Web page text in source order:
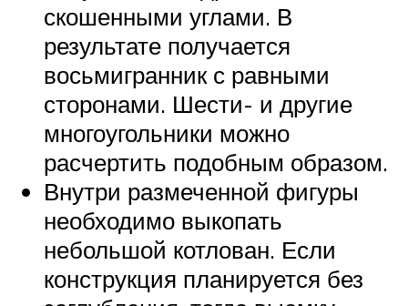
скошенными углами. В
результате получается
восьмигранник с равными
сторонами. Шести- и другие
многоугольники можно
расчертить подобным образом.
Внутри размеченной фигуры
необходимо выкопать
небольшой котлован. Если
конструкция планируется без